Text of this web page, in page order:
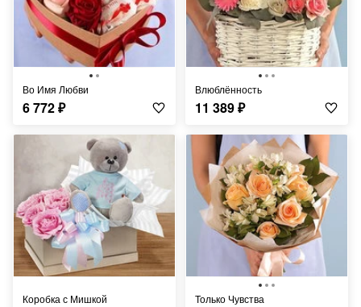
Во Имя Любви
6 772₽
Влюблённость
11 389₽
Коробка с Мишкой Только Чувства